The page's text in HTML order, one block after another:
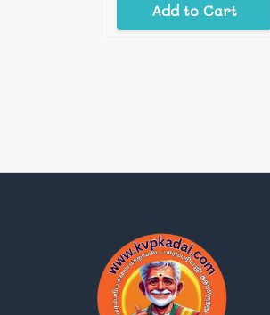
Add to Cart